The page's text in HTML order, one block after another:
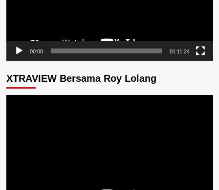
00:00 01:11:24
XTRAVIEW Bersama Roy Lolang